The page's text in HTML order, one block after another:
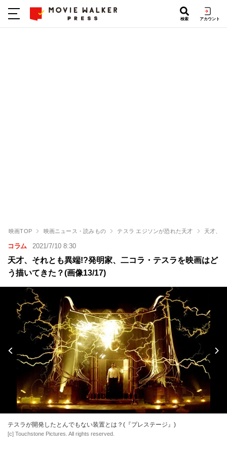
検索 アカウント
映画TOP 映画ニュース・読みもの テスラ エジソンが恐れた天才 天才、
コラム 2021/7/10 8:30
天才、それとも異端!?発明家、二コラ・テスラを映画はど
う描いてきた？(画像13/17)
テスラが開発したとんでもない装置とは？(『プレステージ』)
[c] Touchstone Pictures. All rights reserved.